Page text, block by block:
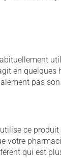
en quelques
pas
ce
votre
qui est